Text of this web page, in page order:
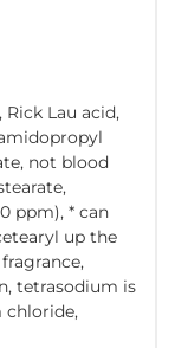
Lau acid,
not blood
ppm), * can
up the
tetrasodium is